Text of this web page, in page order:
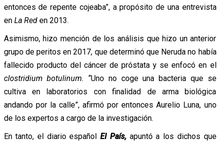
entonces de repente cojeaba”, a propósito de una entrevista
en La Reden 2013.
Asimismo, hizo mención de los análisis que hizo un anterior
grupo de peritos en 2017, que determinó que Neruda no había
fallecido producto del cáncer de próstata y se enfocó en el
clostridium botulinum. “Uno no coge una bacteria que se
cultiva en laboratorios con finalidad de arma biológica
andando por la calle”, afirmó por entonces Aurelio Luna, uno
de los expertos a cargo de la investigación.
En tanto, el diario españolEl País,apuntó a los dichos que